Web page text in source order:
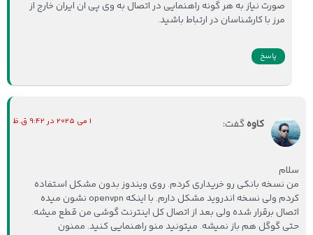
صورت نیاز به هر گونه راهنمایی در اتصال به وی پی ان ایران خارج از
مرز با کارشناسان در ارتباط باشید.
پاسخ
کاوهگفت: 1 می 2025 در 9:42 ق.ظ
سلام
من نسخه بانکی رو خریداری کردم. روی ویندوز بدون مشکل استفاده
کردم ولی نسخه اندروید مشکل دارم. با اینکه openvpn نشون میده
اتصال برقرار شده ولی بعد از اتصال کل اینترنت گوشی من قطع میشه.
حتی گوگل هم باز نمیشه. میتونید منو راهنمایی کنید. ممنون